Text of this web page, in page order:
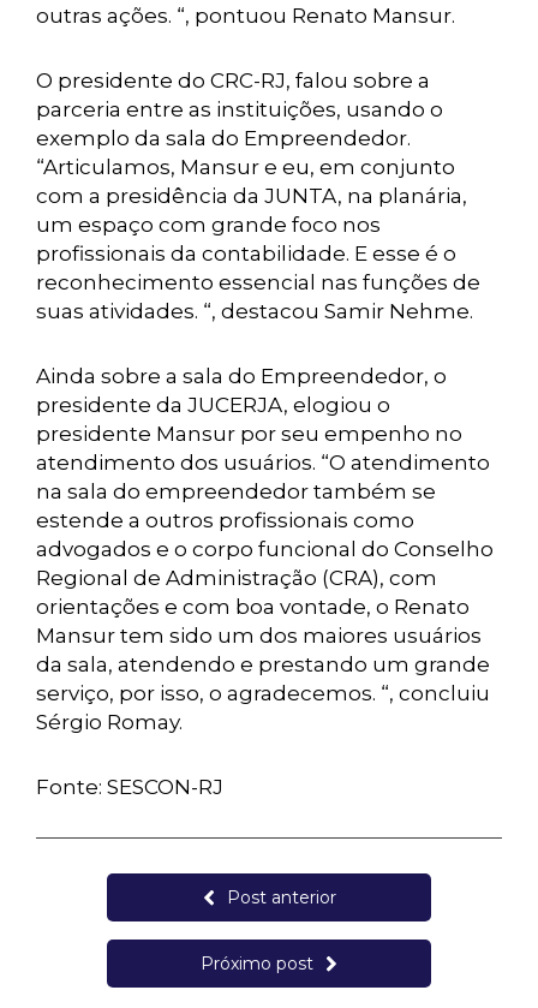
outras ações. “, pontuou Renato Mansur.
O presidente do CRC-RJ, falou sobre a
parceria entre as instituições, usando o
exemplo da sala do Empreendedor.
“Articulamos, Mansur e eu, em conjunto
com a presidência da JUNTA, na planária,
um espaço com grande foco nos
profissionais da contabilidade. E esse é o
reconhecimento essencial nas funções de
suas atividades. “, destacou Samir Nehme.
Ainda sobre a sala do Empreendedor, o
presidente da JUCERJA, elogiou o
presidente Mansur por seu empenho no
atendimento dos usuários. “O atendimento
na sala do empreendedor também se
estende a outros profissionais como
advogados e o corpo funcional do Conselho
Regional de Administração (CRA), com
orientações e com boa vontade, o Renato
Mansur tem sido um dos maiores usuários
da sala, atendendo e prestando um grande
serviço, por isso, o agradecemos. “, concluiu
Sérgio Romay.
Fonte: SESCON-RJ
Post anterior
Próximo post